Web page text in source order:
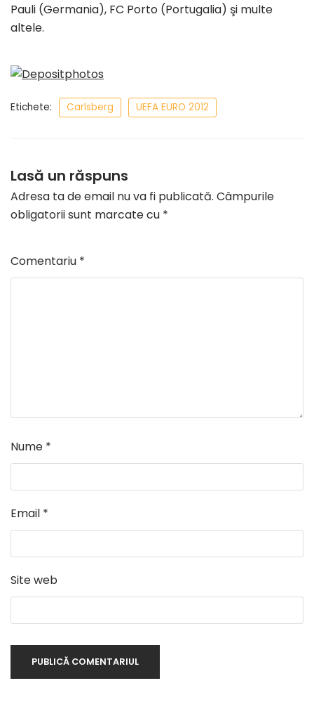
Pauli (Germania), FC Porto (Portugalia) şi multe
altele.
Etichete: Carlsberg UEFA EURO 2012
Lasă un răspuns
Adresa ta de email nu va fi publicată. Câmpurile
obligatorii sunt marcate cu *
Comentariu *
Nume *
Email *
Site web